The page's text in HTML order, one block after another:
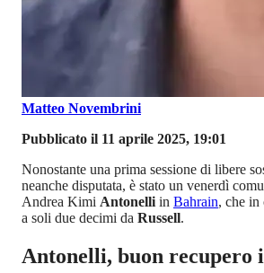
Matteo Novembrini
Pubblicato il 11 aprile 2025, 19:01
Nonostante una prima sessione di libere
neanche disputata, è stato un venerdì
Andrea Kimi Antonelli in Bahrain, che in
a soli due decimi da Russell.
Antonelli, buon recupero